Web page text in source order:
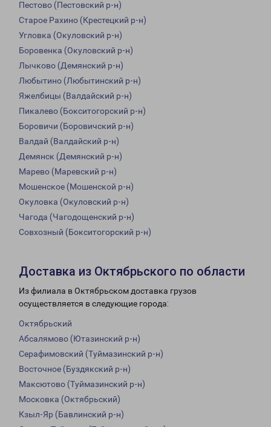
Пестово (Пестовский р-н)
Старое Рахино (Крестецкий р-н)
Угловка (Окуловский р-н)
Боровенка (Окуловский р-н)
Лычково (Демянский р-н)
Любытино (Любытинский р-н)
Яжелбицы (Валдайский р-н)
Пикалево (Бокситогорский р-н)
Боровичи (Боровичский р-н)
Валдай (Валдайский р-н)
Демянск (Демянский р-н)
Марево (Маревский р-н)
Мошенское (Мошенской р-н)
Окуловка (Окуловский р-н)
Чагода (Чагодощенский р-н)
Совхозный (Бокситогорский р-н)
Доставка из Октябрьского по области
Из филиала в Октябрьском доставка грузов
осуществляется в следующие города:
Октябрьский
Абсалямово (Ютазинский р-н)
Серафимовский (Туймазинский р-н)
Восточное (Буздякский р-н)
Максютово (Туймазинский р-н)
Московка (Октябрьский)
Кзыл-Яр (Бавлинский р-н)